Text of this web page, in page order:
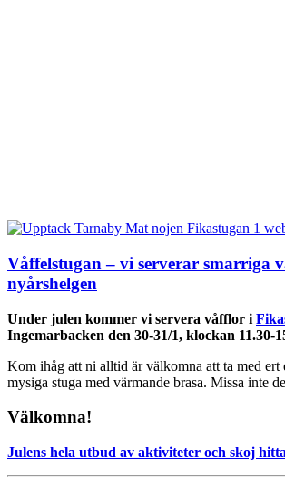
Våffelstugan – vi serverar smarriga
nyårshelgen
Under julen kommer vi servera våfflor i
Ingemarbacken den 30-31/1, klockan 11.30-
Kom ihåg att ni alltid är välkomna att ta med
mysiga stuga med värmande brasa. Missa inte
Välkomna!
Julens hela utbud av aktiviteter och skoj